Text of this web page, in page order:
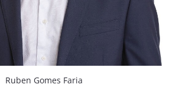
Ruben Gomes Faria